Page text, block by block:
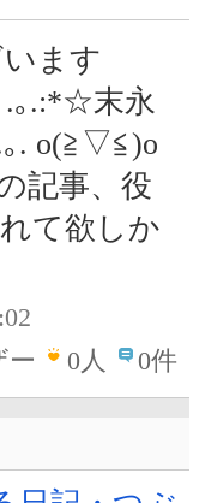
ます
｡.:*☆末永
. o(≧▽≦)o
記事、役
て欲しか
ー
0人 0件